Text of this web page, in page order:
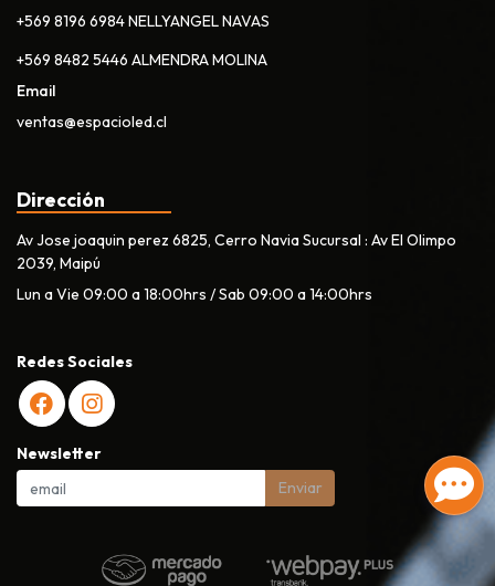
+569 8196 6984 NELLYANGEL NAVAS
+569 8482 5446 ALMENDRA MOLINA
Email
ventas@espacioled.cl
Dirección
Av Jose joaquin perez 6825, Cerro Navia Sucursal : Av El Olimpo
2039, Maipú
Lun a Vie 09:00 a 18:00hrs / Sab 09:00 a 14:00hrs
Redes Sociales
Newsletter
Enviar